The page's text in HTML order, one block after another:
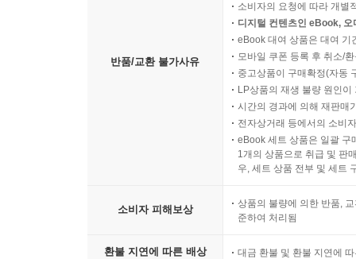
반품/교환 불가사유
소비자의 요청에 따라 개별
디지털 컨텐츠인 eBook,
eBook 대여 상품은 대여 기
모바일 쿠폰 등록 후 취소/
중고상품이 구매확정(자동
LP상품의 재생 불량 원인
시간의 경과에 의해 재판매
전자상거래 등에서의 소비
eBook 세트 상품은 일괄 구
1개의 상품으로 취급 및 판
우, 세트 상품 전부 및 세트
소비자 피해보상
상품의 불량에 의한 반품,
준하여 처리됨
환불 지연에 따른 배상 대금 환불 및 환불 지연에